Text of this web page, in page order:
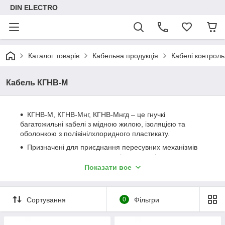
DIN ELECTRO
Каталог товарів Кабельна продукція Кабелі
Кабель КГНВ-М
КГНВ-М, КГНВ-Мнг, КГНВ-Мнгд – це гнучкі
багатожильні кабелі з мідною жилою, ізоляцією та
оболонкою з полівінілхлоридного пластикату.
Призначені для приєднання пересувних механізмів
до електричних мереж на номінальну змінну напругу
600 В частотою до 400 Гц або постійну напругу 1000 В.
промисловості, зокрема для підключення мобільних і
пересувних пристроїв та приладів, при встановленні
Показати все
Сортування 0 Фільтри